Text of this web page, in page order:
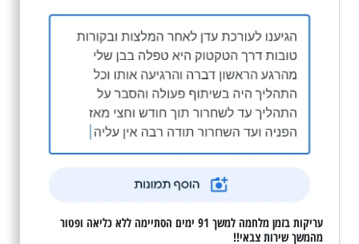
עריקות בזמן מלחמה למשך 91 ימים הסתיימה ללא כליאה ופטור
מהמשך שירות צבאי!!